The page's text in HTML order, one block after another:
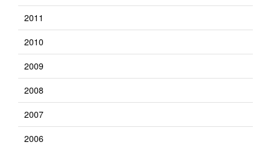
2011
2010
2009
2008
2007
2006